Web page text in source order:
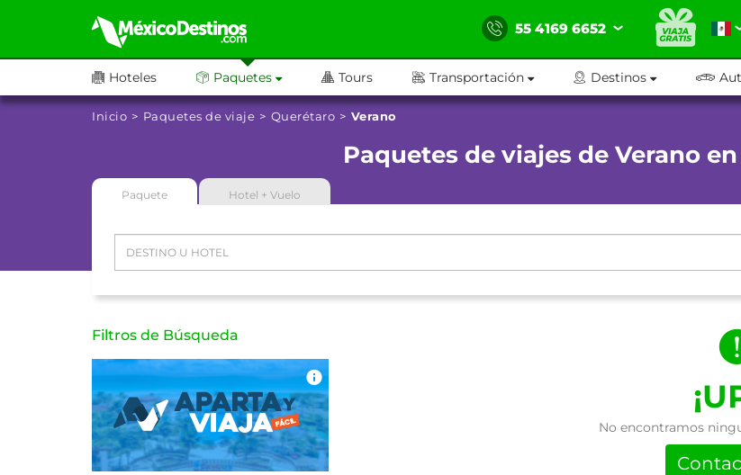
55 4169 6652
Hoteles Paquetes Tours Transportación Destinos
Inicio Paquetes de viaje Querétaro Verano
Paquetes de viajes de Verano
Paquete Hotel + Vuelo
Filtros de Búsqueda
No encontramos